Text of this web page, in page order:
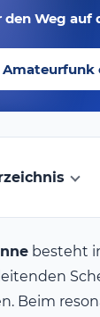
den Weg auf
besteht
Beim